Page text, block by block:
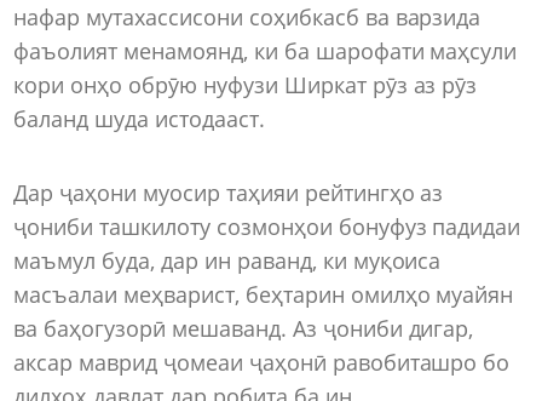
нафар мутахассисони соҳибкасб ва варзида
фаъолият менамоянд, ки ба шарофати маҳсули
кори онҳо обрӯю нуфузи Ширкат рӯз аз рӯз
баланд шуда истодааст.
Дар ҷаҳони муосир таҳияи рейтингҳо аз
ҷониби ташкилоту созмонҳои бонуфуз падидаи
маъмул буда, дар ин раванд, ки муқоиса
масъалаи меҳварист, беҳтарин омилҳо муайян
ва баҳогузорӣ мешаванд. Аз ҷониби дигар,
аксар маврид ҷомеаи ҷаҳонӣ равобиташро бо